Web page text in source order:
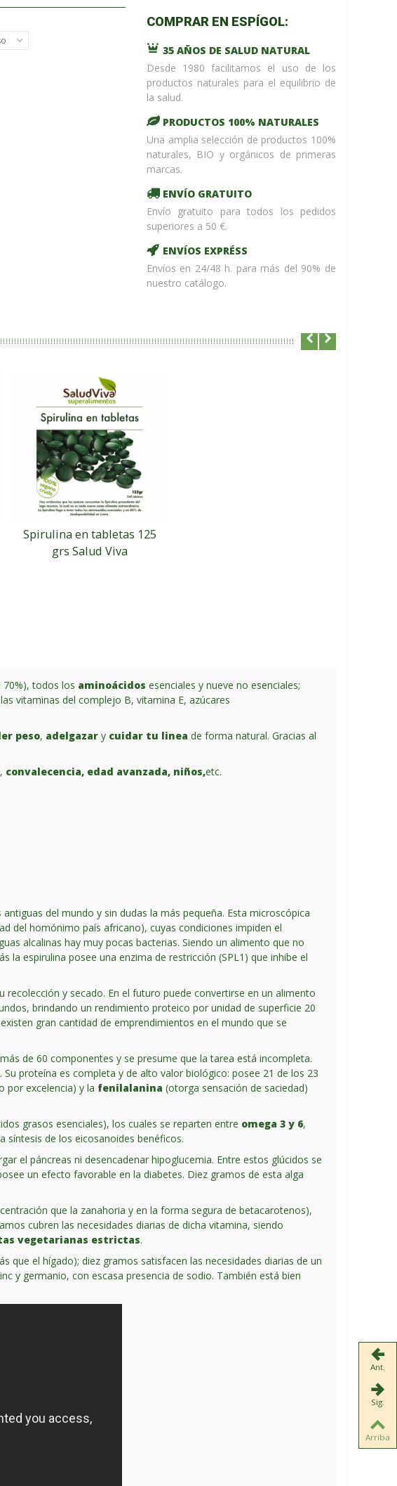
/home/upntonvr/
codeon
line 59
¡ %Dto !
COMPRAR EN ESPÍGOL:
35 AÑOS DE SALUD NATURAL
Desde 1980 facilitamos el uso de los
productos naturales para el equilibrio de
la salud.
PRODUCTOS 100% NATURALES
Una amplia selección de productos 100%
naturales, BIO y orgánicos de primeras
marcas.
ENVÍO GRATUITO
Envío gratuito para todos los pedidos
superiores a 50 €.
ENVÍOS EXPRÉSS
Envíos en 24/48 h. para más del 90% de
nuestro catálogo.
Spirulina en tabletas 125
grs Salud Viva
70%), todos los aminoácidos esenciales y nueve no esenciales;
vitaminas del complejo B, vitamina E, azúcares
peso, adelgazar y cuidar tu linea de forma natural. Gracias al
convalecencia, edad avanzada, niños,etc.
del mundo y sin dudas la más pequeña. Esta microscópica
del homónimo país africano), cuyas condiciones impiden el
alcalinas hay muy pocas bacterias. Siendo un alimento que no
espirulina posee una enzima de restricción (SPL1) que inhibe el
recolección y secado. En el futuro puede convertirse en un alimento
brindando un rendimiento proteico por unidad de superficie 20
gran cantidad de emprendimientos en el mundo que se
de 60 componentes y se presume que la tarea está incompleta.
proteína es completa y de alto valor biológico: posee 21 de los 23
por excelencia) y la fenilalanina (otorga sensación de saciedad)
grasos esenciales), los cuales se reparten entre omega 3 y 6,
síntesis de los eicosanoides benéficos.
el páncreas ni desencadenar hipoglucemia. Entre estos glúcidos se
un efecto favorable en la diabetes. Diez gramos de esta alga
que la zanahoria y en la forma segura de betacarotenos),
cubren las necesidades diarias de dicha vitamina, siendo
vegetarianas estrictas.
que el hígado); diez gramos satisfacen las necesidades diarias de un
y germanio, con escasa presencia de sodio. También está bien
Ant.
Sig.
Arriba